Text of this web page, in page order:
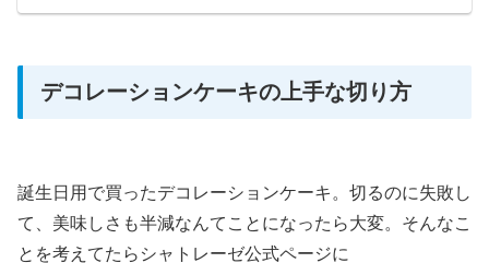
デコレーションケーキの上手な切り方
誕生日用で買ったデコレーションケーキ。切るのに失敗し
て、美味しさも半減なんてことになったら大変。そんなこ
とを考えてたらシャトレーゼ公式ページに